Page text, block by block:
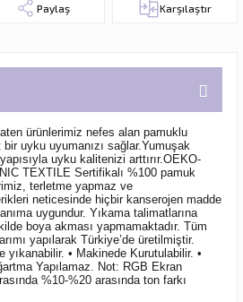
Paylaş Karşılaştır
ürünlerimiz nefes alan pamuklu
uyku uyumanızı sağlar.Yumuşak
uyku kalitenizi arttırır.OEKO-
TEXTILE Sertifikalı %100 pamuk
terletme yapmaz ve
neticesinde hiçbir kanserojen madde
uygundur. Yıkama talimatlarına
boya akması yapmamaktadır. Tüm
yapılarak Türkiye’de üretilmiştir.
yıkanabilir. • Makinede Kurutulabilir. •
Yapılamaz. Not: RGB Ekran
%10-%20 arasında ton farkı